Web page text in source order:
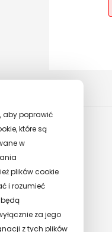
aby poprawić
które są
w
plików cookie
i rozumieć
za jego
z tych plików